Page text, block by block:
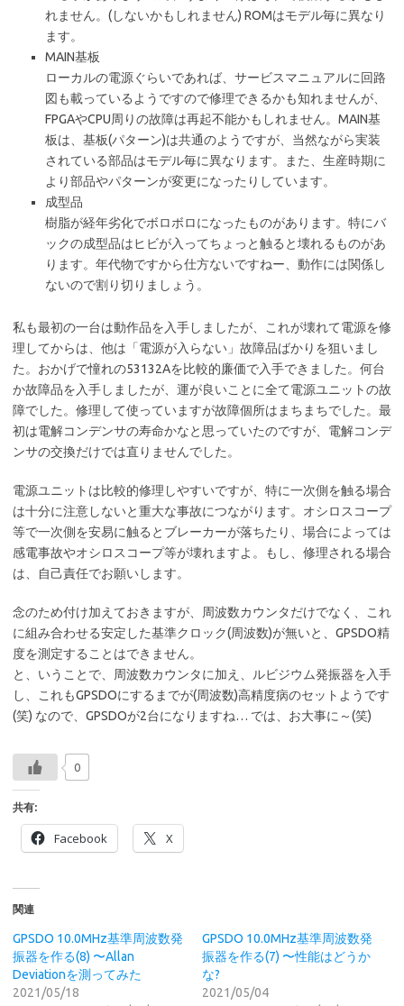
れません。(しないかもしれません) ROMはモデル毎に異なり
ます。
MAIN基板
ローカルの電源ぐらいであれば、サービスマニュアルに回路
図も載っているようですので修理できるかも知れませんが、
FPGAやCPU周りの故障は再起不能かもしれません。MAIN基
板は、基板(パターン)は共通のようですが、当然ながら実装
されている部品はモデル毎に異なります。また、生産時期に
より部品やパターンが変更になったりしています。
成型品
樹脂が経年劣化でボロボロになったものがあります。特にバ
ックの成型品はヒビが入ってちょっと触ると壊れるものがあ
ります。年代物ですから仕方ないですねー、動作には関係し
ないので割り切りましょう。
私も最初の一台は動作品を入手しましたが、これが壊れて電源を修
理してからは、他は「電源が入らない」故障品ばかりを狙いまし
た。おかげで憧れの53132Aを比較的廉価で入手できました。何台
か故障品を入手しましたが、運が良いことに全て電源ユニットの故
障でした。修理して使っていますが故障個所はまちまちでした。最
初は電解コンデンサの寿命かなと思っていたのですが、電解コンデ
ンサの交換だけでは直りませんでした。
電源ユニットは比較的修理しやすいですが、特に一次側を触る場合
は十分に注意しないと重大な事故につながります。オシロスコープ
等で一次側を安易に触るとブレーカーが落ちたり、場合によっては
感電事故やオシロスコープ等が壊れますよ。もし、修理される場合
は、自己責任でお願いします。
念のため付け加えておきますが、周波数カウンタだけでなく、これ
に組み合わせる安定した基準クロック(周波数)が無いと、GPSDO精
度を測定することはできません。
と、いうことで、周波数カウンタに加え、ルビジウム発振器を入手
し、これもGPSDOにするまでが(周波数)高精度病のセットようです
(笑) なので、GPSDOが2台になりますね… では、お大事に～(笑)
0
共有:
Facebook X
関連
GPSDO 10.0MHz基準周波数発
振器を作る(8) 〜Allan
Deviationを測ってみた
2021/05/18
GPSDO 10.0MHz基準周波数発
振器を作る(7) 〜性能はどうか
な?
2021/05/04